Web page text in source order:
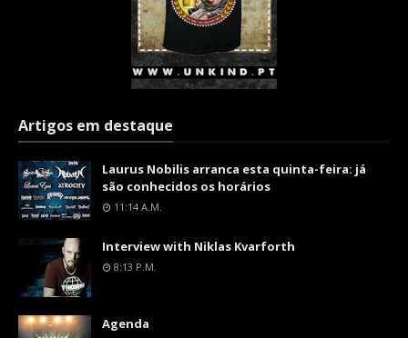
Artigos em destaque
Laurus Nobilis arranca esta quinta-feira: já
são conhecidos os horários
11:14 A.m.
Interview with Niklas Kvarforth
8:13 P.m.
Agenda